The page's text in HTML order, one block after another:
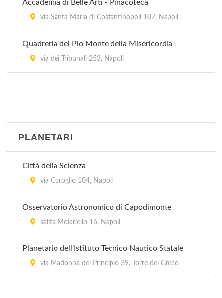
Collezioni del Dipartimento di Entomologia e
via Università 100, Portici
Complesso Museale di Santa Chiara
Accademia di Belle Arti - Pinacoteca
via Santa Maria di Costantinopoli 107, Napoli
Quadreria del Pio Monte della Misericordia
via dei Tribunali 253, Napoli
PLANETARI
Città della Scienza
via Coroglio 104, Napoli
Osservatorio Astronomico di Capodimonte
salita Moiariello 16, Napoli
Planetario dell'Istituto Tecnico Nautico Statale
via Madonna del Principio 39, Torre del Greco